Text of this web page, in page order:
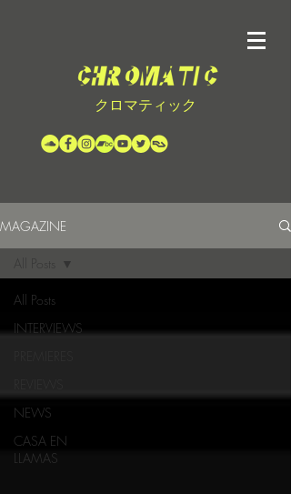
クロマティック
MAGAZINE
All Posts
INTERVIEWS
NEWS
CASA EN
LLAMAS